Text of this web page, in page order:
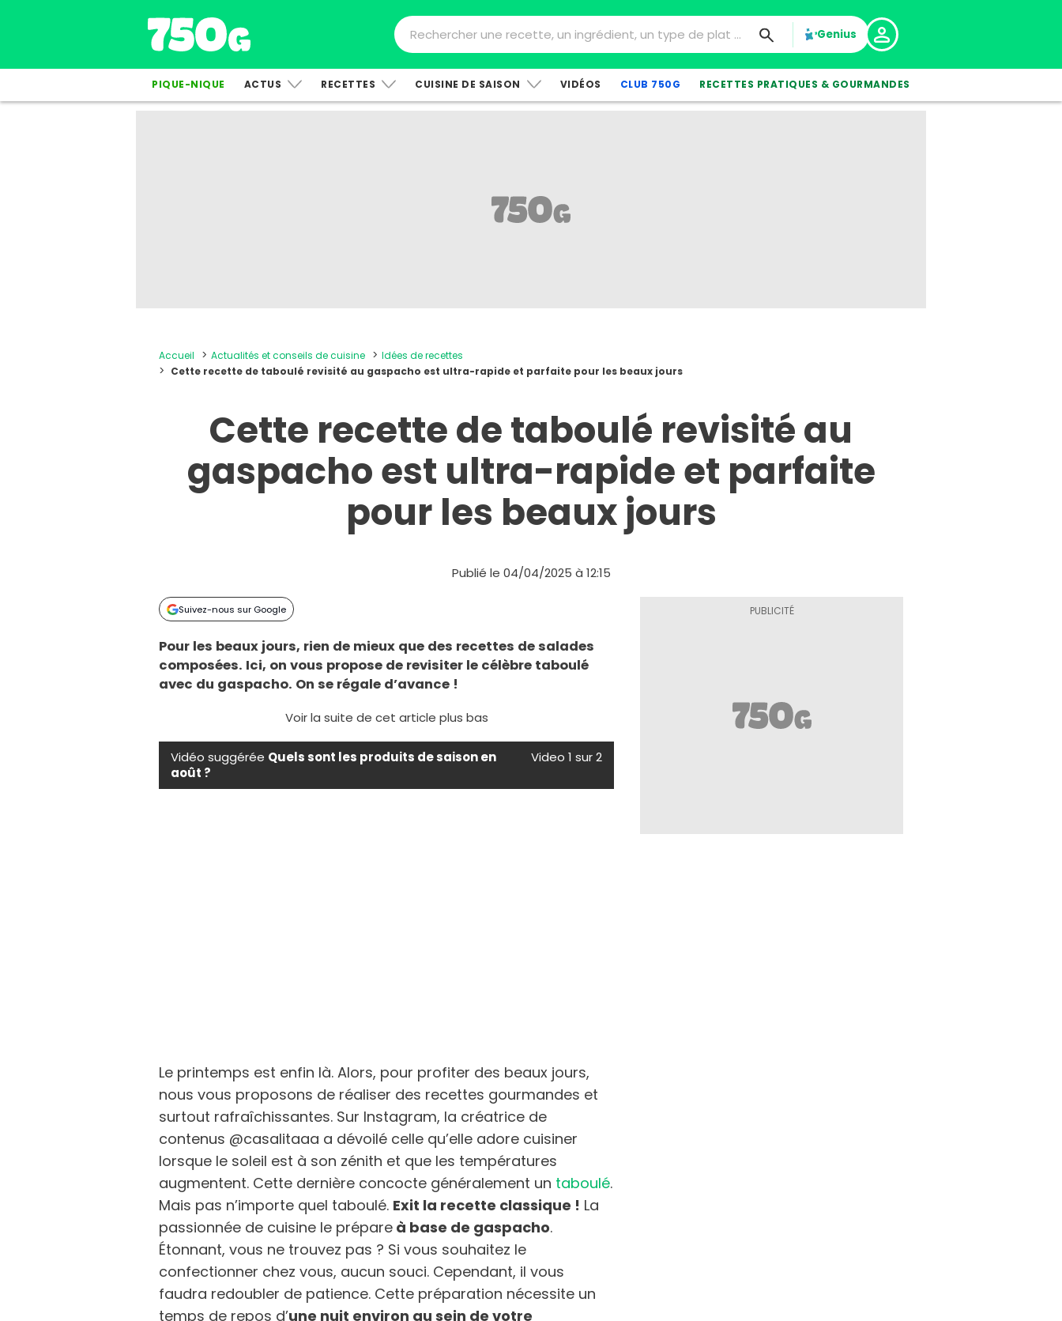
Genius
PIQUE-NIQUE ACTUS RECETTES CUISINE DE SAISON VIDÉOS CLUB 750G RECETTES PRATIQUES & GOURMANDES
Accueil Actualités et conseils de cuisine
Idées de recettes
Cette recette de taboulé revisité au gaspacho est ultra-rapide et parfaite pour les beaux jours
Cette recette de taboulé revisité au
gaspacho est ultra-rapide et parfaite
pour les beaux jours
Publié le 04/04/2025 à 12:15
Suivez-nous sur Google
Pour les beaux jours, rien de mieux que des recettes de salades
composées. Ici, on vous propose de revisiter le célèbre taboulé
avec du gaspacho. On se régale d’avance !
Voir la suite de cet article plus bas
Vidéo suggérée Quels sont les produits de saison en
août ?
Video 1 sur 2
Le printemps est enfin là. Alors, pour profiter des beaux jours,
nous vous proposons de réaliser des recettes gourmandes et
surtout rafraîchissantes. Sur Instagram, la créatrice de
contenus @casalitaaa a dévoilé celle qu’elle adore cuisiner
lorsque le soleil est à son zénith et que les températures
augmentent. Cette dernière concocte généralement un taboulé.
Mais pas n’importe quel taboulé. Exit la recette classique ! La
passionnée de cuisine le prépare à base de gaspacho.
Étonnant, vous ne trouvez pas ? Si vous souhaitez le
confectionner chez vous, aucun souci. Cependant, il vous
faudra redoubler de patience. Cette préparation nécessite un
temps de repos d’une nuit environ au sein de votre